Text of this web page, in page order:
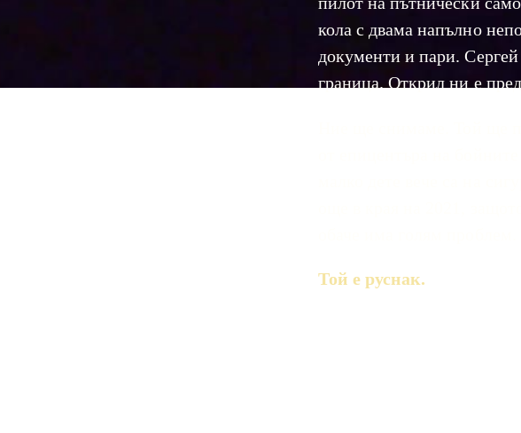
кола с двама напълно
документи и пари.
граница. Открил ни е
Той е руснак.